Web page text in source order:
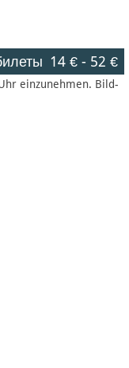
14 €- 52 €
einzunehmen. Bild-